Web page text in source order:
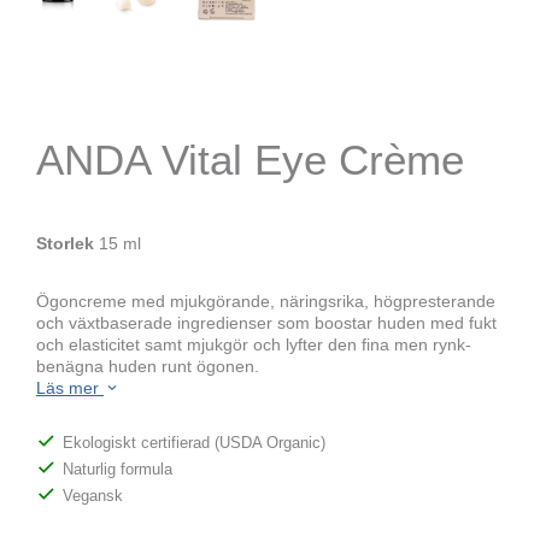
ANDA Vital Eye Crème
Storlek 15 ml
Ögoncreme med mjukgörande, näringsrika, högpresterande
och växtbaserade ingredienser som boostar huden med fukt
och elasticitet samt mjukgör och lyfter den fina men rynk-
benägna huden runt ögonen.
Läs mer
Ekologiskt certifierad (USDA Organic)
Naturlig formula
Vegansk